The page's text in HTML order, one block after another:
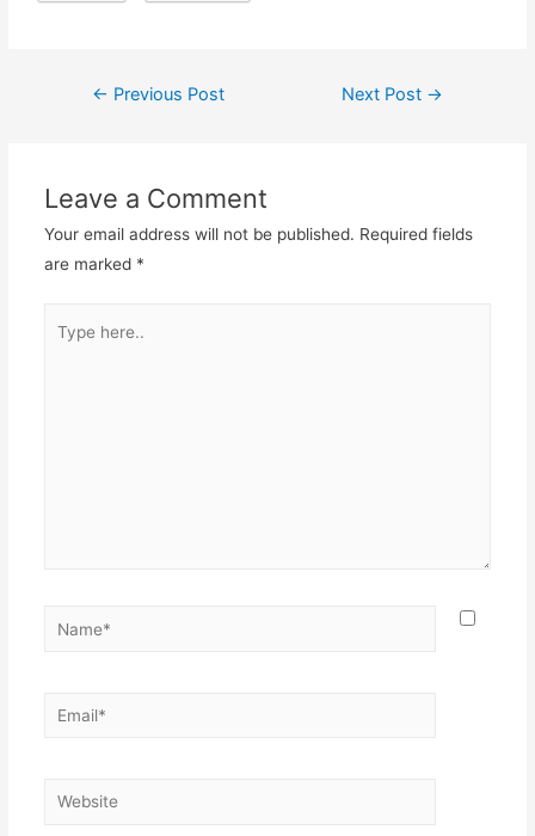
Post
← Previous Post Next Post →
Leave a Comment
Your email address will not be published. Required fields
are marked *
here..
Name*
Email*
Website